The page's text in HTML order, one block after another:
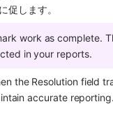
促します。
work as complete.
in your reports.
the Resolution field
accurate reporting.